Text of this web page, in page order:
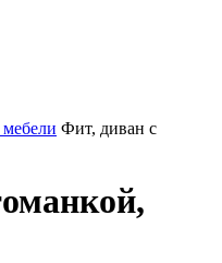
Фит, диван с